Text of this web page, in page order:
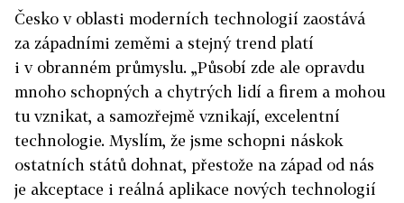
Česko v oblasti moderních technologií zaostává
za západními zeměmi a stejný trend platí
i v obranném průmyslu. „Působí zde ale opravdu
mnoho schopných a chytrých lidí a firem a mohou
tu vznikat, a samozřejmě vznikají, excelentní
technologie. Myslím, že jsme schopni náskok
ostatních států dohnat, přestože na západ od nás
je akceptace i reálná aplikace nových technologií